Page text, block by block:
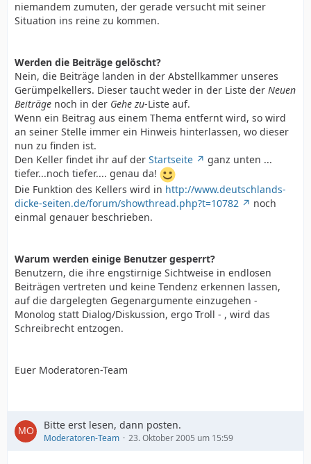
niemandem zumuten, der gerade versucht mit seiner
Situation ins reine zu kommen.
Werden die Beiträge gelöscht?
Nein, die Beiträge landen in der Abstellkammer unseres
Gerümpelkellers. Dieser taucht weder in der Liste der Neuen
Beiträge noch in der Gehe zu-Liste auf.
Wenn ein Beitrag aus einem Thema entfernt wird, so wird
an seiner Stelle immer ein Hinweis hinterlassen, wo dieser
nun zu finden ist.
Den Keller findet ihr auf der Startseite
ganz unten ...
tiefer...noch tiefer.... genau da!
Die Funktion des Kellers wird in http://www.deutschlands-
dicke-seiten.de/forum/showthread.php?t=10782
noch
einmal genauer beschrieben.
Warum werden einige Benutzer gesperrt?
Benutzern, die ihre engstirnige Sichtweise in endlosen
Beiträgen vertreten und keine Tendenz erkennen lassen,
auf die dargelegten Gegenargumente einzugehen -
Monolog statt Dialog/Diskussion, ergo Troll - , wird das
Schreibrecht entzogen.
Euer Moderatoren-Team
Bitte erst lesen, dann posten.
Moderatoren-Team 23. Oktober 2005 um 15:59